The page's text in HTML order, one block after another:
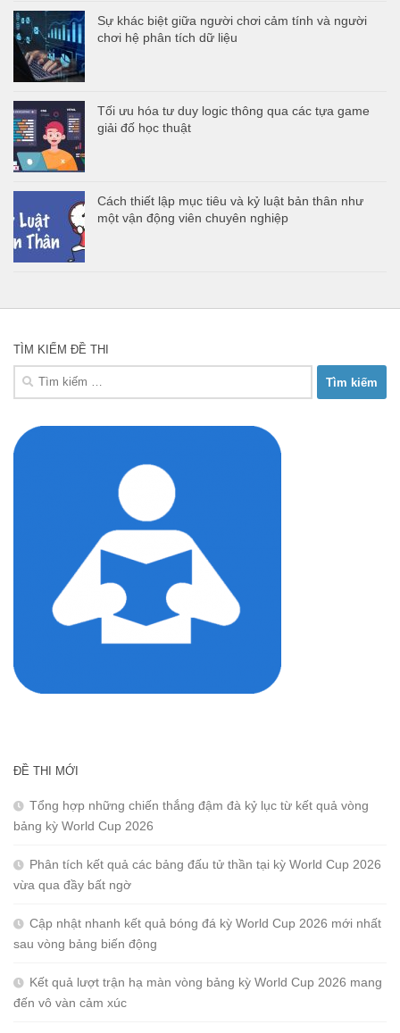
Sự khác biệt giữa người chơi cảm tính và người
chơi hệ phân tích dữ liệu
Tối ưu hóa tư duy logic thông qua các tựa game
giải đố học thuật
Cách thiết lập mục tiêu và kỷ luật bản thân như
một vận động viên chuyên nghiệp
TÌM KIẾM ĐỀ THI
Tìm
kiếm
ĐỀ THI MỚI
Tổng hợp những chiến thắng đậm đà kỷ lục từ kết quả vòng
bảng kỳ World Cup 2026
Phân tích kết quả các bảng đấu tử thần tại kỳ World Cup 2026
vừa qua đầy bất ngờ
Cập nhật nhanh kết quả bóng đá kỳ World Cup 2026 mới nhất
sau vòng bảng biến động
Kết quả lượt trận hạ màn vòng bảng kỳ World Cup 2026 mang
đến vô vàn cảm xúc